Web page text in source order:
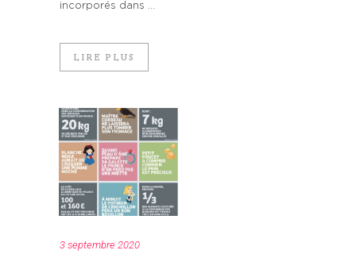
incorporés dans ...
LIRE PLUS
3 septembre 2020